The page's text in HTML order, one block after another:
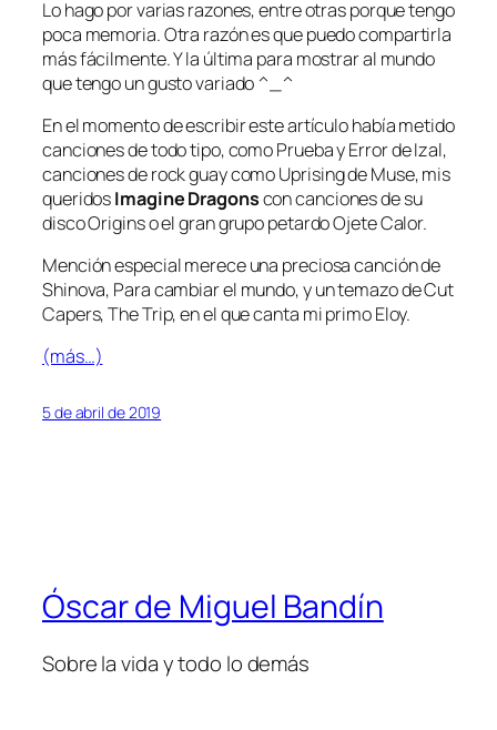
Lo hago por varias razones, entre otras porque tengo
poca memoria. Otra razón es que puedo compartirla
más fácilmente. Y la última para mostrar al mundo
que tengo un gusto variado ^_^
En el momento de escribir este artículo había metido
canciones de todo tipo, comoPrueba y Errorde Izal,
canciones de rock guay comoUprisingde Muse, mis
queridosImagine Dragonscon canciones de su
discoOriginso el gran grupo petardo Ojete Calor.
Mención especial merece una preciosa canción de
Shinova, Para cambiar el mundo, y un temazo de Cut
Capers,The Trip, en el que canta mi primo Eloy.
(más…)
5 de abril de 2019
Óscar de Miguel Bandín
Sobre la vida y todo lo demás